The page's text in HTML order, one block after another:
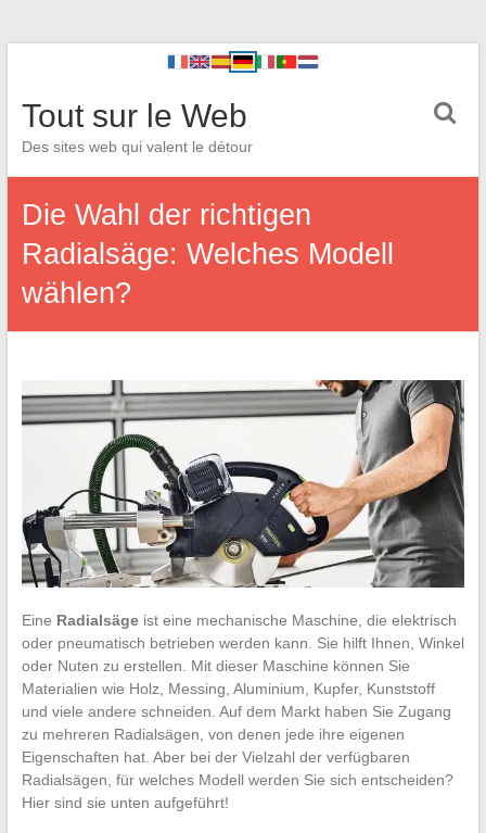
Tout sur le Web
Des sites web qui valent le détour
Die Wahl der richtigen
Radialsäge: Welches Modell
wählen?
Eine Radialsägeist eine mechanische Maschine, die elektrisch
oder pneumatisch betrieben werden kann. Sie hilft Ihnen, Winkel
oder Nuten zu erstellen. Mit dieser Maschine können Sie
Materialien wie Holz, Messing, Aluminium, Kupfer, Kunststoff
und viele andere schneiden. Auf dem Markt haben Sie Zugang
zu mehreren Radialsägen, von denen jede ihre eigenen
Eigenschaften hat. Aber bei der Vielzahl der verfügbaren
Radialsägen, für welches Modell werden Sie sich entscheiden?
Hier sind sie unten aufgeführt!